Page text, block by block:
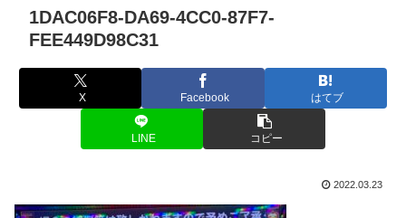
1DAC06F8-DA69-4CC0-87F7-
FEE449D98C31
X Facebook はてブ
LINE コピー
2022.03.23